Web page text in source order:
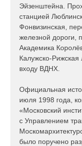
Эйзенштейна.
станцией
Фонвизинская,
железной дороги,
Академика
Калужско-
входу ВДНХ.
Официальная
июля 1998 года,
«Московский
с Управлением
было поручено